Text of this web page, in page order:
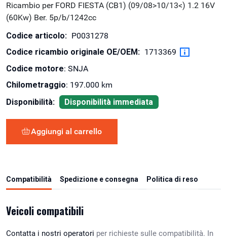
Ricambio per FORD FIESTA (CB1) (09/08>10/13<) 1.2 16V
(60Kw) Ber. 5p/b/1242cc
Codice articolo: P0031278
Codice ricambio originale OE/OEM: 1713369
Codice motore: SNJA
Chilometraggio: 197.000 km
Disponibilità:
Disponibilità immediata
Aggiungi al carrello
Compatibilità Spedizione e consegna Politica di reso
Veicoli compatibili
Contatta i nostri operatori per richieste sulle compatibilità. In